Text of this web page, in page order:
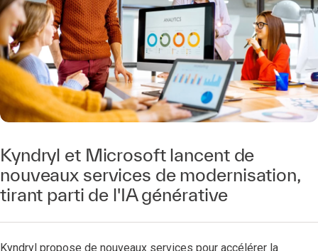
Kyndryl et Microsoft lancent de
nouveaux services de modernisation,
tirant parti de l'IA générative
Kyndryl propose de nouveaux services pour accélérer la